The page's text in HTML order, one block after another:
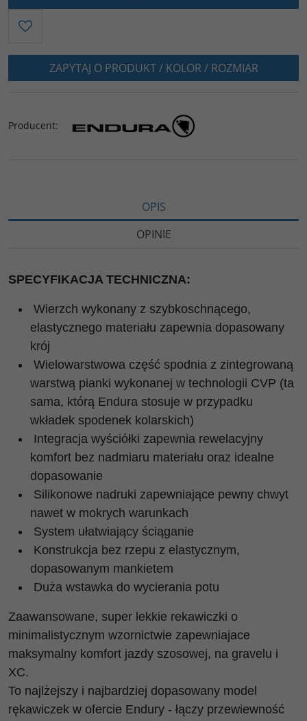
ZAPYTAJ O PRODUKT / KOLOR / ROZMIAR
Producent:
OPIS
OPINIE
SPECYFIKACJA TECHNICZNA:
Wierzch wykonany z szybkoschnącego,
elastycznego materiału zapewnia dopasowany
krój
Wielowarstwowa część spodnia z zintegrowaną
warstwą pianki wykonanej w technologii CVP (ta
sama, którą Endura stosuje w przypadku
wkładek spodenek kolarskich)
Integracja wyściółki zapewnia rewelacyjny
komfort bez nadmiaru materiału oraz idealne
dopasowanie
Silikonowe nadruki zapewniające pewny chwyt
nawet w mokrych warunkach
System ułatwiający ściąganie
Konstrukcja bez rzepu z elastycznym,
dopasowanym mankietem
Duża wstawka do wycierania potu
Zaawansowane, super lekkie rekawiczki o
minimalistycznym wzornictwie zapewniajace
maksymalny komfort jazdy szosowej, na gravelu i
XC.
To najlżejszy i najbardziej dopasowany model
rękawiczek w ofercie Endury - łączy przewiewność